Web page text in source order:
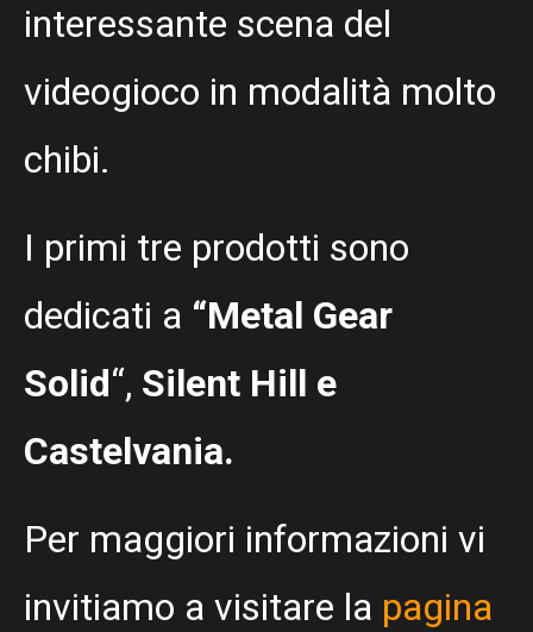
interessante scena del
videogioco in modalità molto
chibi.
I primi tre prodotti sono
dedicati a “Metal Gear
Solid“, Silent Hill e
Castelvania.
Per maggiori informazioni vi
invitiamo a visitare la pagina